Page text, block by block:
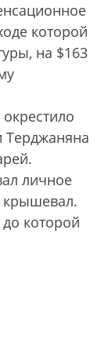
которой
на $163
Терджаняна
личное
крышевал.
которой